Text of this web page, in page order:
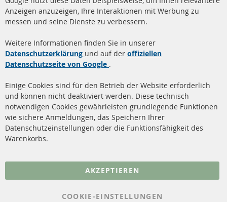
facebook
instagram
Quick Links
Dieselpartikelfilter (DPF)
Dieselpartikelfilter
Katalysator (KAT)
Sensoren
FAQ
Kundenservice
Über uns
Versandkosten
Kontakt
Vertrag widerrufen
Anzeigen anzuzeigen, Ihre Interaktionen mit Werbung zu
messen und seine Dienste zu verbessern.
Weitere Informationen finden Sie in unserer
Datenschutzerklärung und auf der offiziellen
Datenschutzseite von Google .
Einige Cookies sind für den Betrieb der Website erforderlich
und können nicht deaktiviert werden. Diese technisch
notwendigen Cookies gewährleisten grundlegende Funktionen
wie sichere Anmeldungen, das Speichern Ihrer
Datenschutzeinstellungen oder die Funktionsfähigkeit des
Warenkorbs.
AKZEPTIEREN
COOKIE-EINSTELLUNGEN